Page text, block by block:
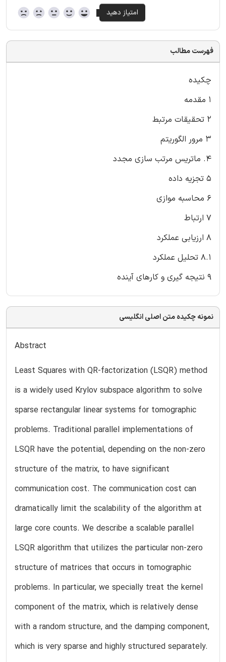
فهرست مطالب
چکیده
1 مقدمه
2 تحقیقات مرتبط
3 مرور الگوریتم
4. ماتریس مرتب سازی مجدد
5 تجزیه داده
6 محاسبه موازی
7 ارتباط
8 ارزیابی عملکرد
8.1 تحلیل عملکرد
9 نتیجه گیری و کارهای آینده
نمونه چکیده متن اصلی انگلیسی
Abstract
Least Squares with QR-factorization (LSQR) method
is a widely used Krylov subspace algorithm to solve
sparse rectangular linear systems for tomographic
problems. Traditional parallel implementations of
LSQR have the potential, depending on the non-zero
structure of the matrix, to have significant
communication cost. The communication cost can
dramatically limit the scalability of the algorithm at
large core counts. We describe a scalable parallel
LSQR algorithm that utilizes the particular non-zero
structure of matrices that occurs in tomographic
problems. In particular, we specially treat the kernel
component of the matrix, which is relatively dense
with a random structure, and the damping component,
which is very sparse and highly structured separately.